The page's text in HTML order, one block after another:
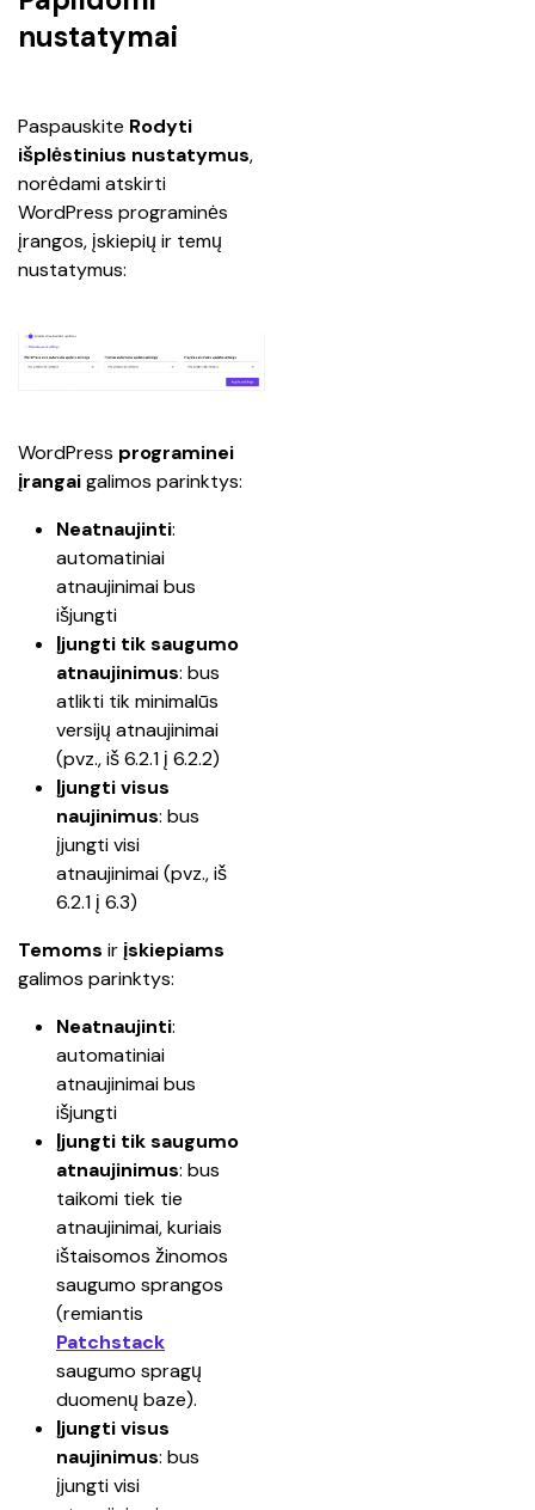
nustatymai
Paspauskite Rodyti
išplėstinius nustatymus,
norėdami atskirti
WordPress programinės
įrangos, įskiepių ir temų
nustatymus:
WordPress programinei
įrangai galimos parinktys:
Neatnaujinti:
automatiniai
atnaujinimai bus
išjungti
Įjungti tik saugumo
atnaujinimus: bus
atlikti tik minimalūs
versijų atnaujinimai
(pvz., iš 6.2.1 į 6.2.2)
Įjungti visus
naujinimus: bus
įjungti visi
atnaujinimai (pvz., iš
6.2.1 į 6.3)
Temoms ir įskiepiams
galimos parinktys:
Neatnaujinti:
automatiniai
atnaujinimai bus
išjungti
Įjungti tik saugumo
atnaujinimus: bus
taikomi tiek tie
atnaujinimai, kuriais
ištaisomos žinomos
saugumo sprangos
(remiantis
Patchstack
saugumo spragų
duomenų baze).
Įjungti visus
naujinimus: bus
įjungti visi